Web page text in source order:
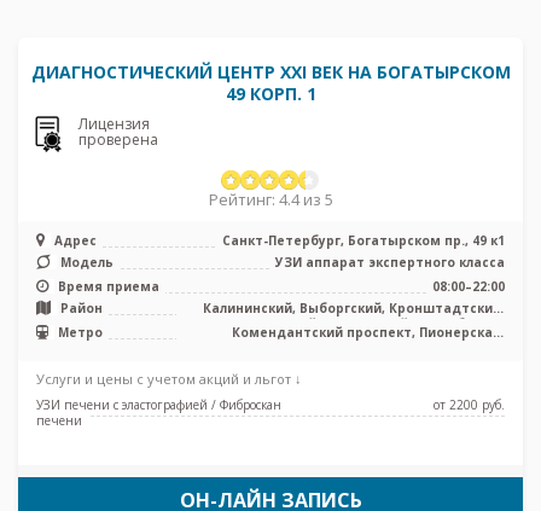
ДИАГНОСТИЧЕСКИЙ ЦЕНТР XXI ВЕК НА БОГАТЫРСКОМ
49 КОРП. 1
Лицензия
проверена
Рейтинг: 4.4 из 5
Адрес
Санкт-Петербург, Богатырском пр., 49 к1
Модель
УЗИ аппарат экспертного класса
Время приема
08:00–22:00
Район
Калининский, Выборгский, Кронштадтский,
Курортный, Приморский, Лен. область
Метро
Комендантский проспект, Пионерская,
Услуги и цены с учетом акций и льгот ↓
УЗИ печени с эластографией / Фиброскан
печени
от 2200 pуб.
ОН-ЛАЙН ЗАПИСЬ